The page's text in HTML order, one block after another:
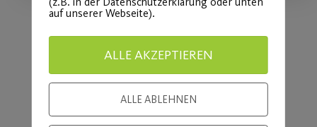
Load More
auf unserer Webseite).
ALLE AKZEPTIEREN
ALLE ABLEHNEN